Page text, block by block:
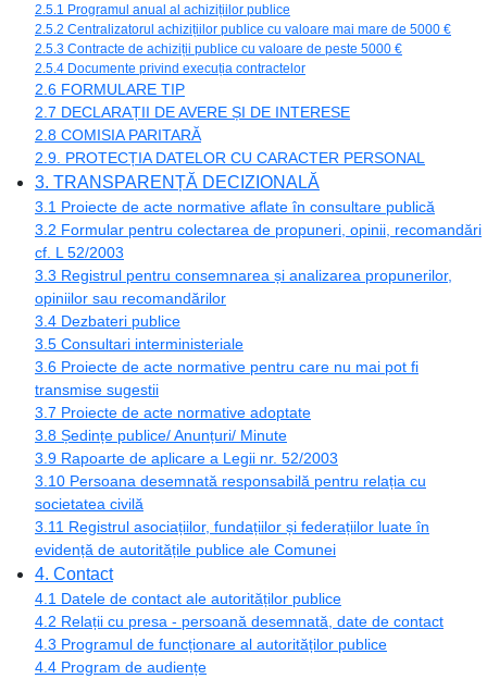
2.5.1 Programul anual al achizițiilor publice
2.5.2 Centralizatorul achizițiilor publice cu valoare mai mare de 5000 €
2.5.3 Contracte de achiziții publice cu valoare de peste 5000 €
2.5.4 Documente privind execuția contractelor
2.6 FORMULARE TIP
2.7 DECLARAȚII DE AVERE ȘI DE INTERESE
2.8 COMISIA PARITARĂ
2.9. PROTECȚIA DATELOR CU CARACTER PERSONAL
3. TRANSPARENȚĂ DECIZIONALĂ
3.1 Proiecte de acte normative aflate în consultare publică
3.2 Formular pentru colectarea de propuneri, opinii, recomandări
cf. L 52/2003
3.3 Registrul pentru consemnarea și analizarea propunerilor,
opiniilor sau recomandărilor
3.4 Dezbateri publice
3.5 Consultari interministeriale
3.6 Proiecte de acte normative pentru care nu mai pot fi
transmise sugestii
3.7 Proiecte de acte normative adoptate
3.8 Ședințe publice/ Anunțuri/ Minute
3.9 Rapoarte de aplicare a Legii nr. 52/2003
3.10 Persoana desemnată responsabilă pentru relația cu
societatea civilă
3.11 Registrul asociațiilor, fundațiilor și federațiilor luate în
evidență de autoritățile publice ale Comunei
4. Contact
4.1 Datele de contact ale autorităților publice
4.2 Relații cu presa - persoană desemnată, date de contact
4.3 Programul de funcționare al autorităților publice
4.4 Program de audiențe